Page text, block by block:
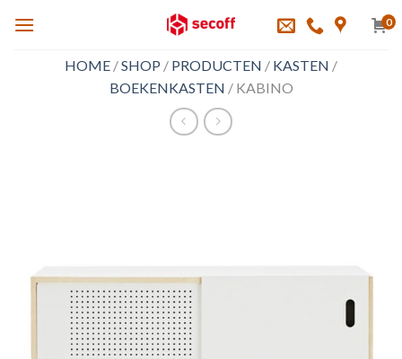
0
HOME /SHOP / PRODUCTEN / KASTEN /
BOEKENKASTEN / KABINO